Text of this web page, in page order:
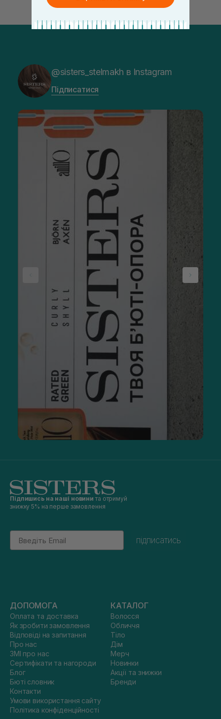
@sisters_stelmakh в Instagram
Підписатися
Підпишись на наші новини та отримуй
знижку 5% на перше замовлення
Email
підписатись
ДОПОМОГА
Оплата та доставка
Як зробити замовлення
Відповіді на запитання
Про нас
ЗМІ про нас
Сертифікати та нагороди
Блог
Бюті словник
Контакти
Умови використання сайту
Політика конфіденційності
КАТАЛОГ
Волосся
Обличчя
Тіло
Дім
Мерч
Новинки
Акції та знижки
Бренди